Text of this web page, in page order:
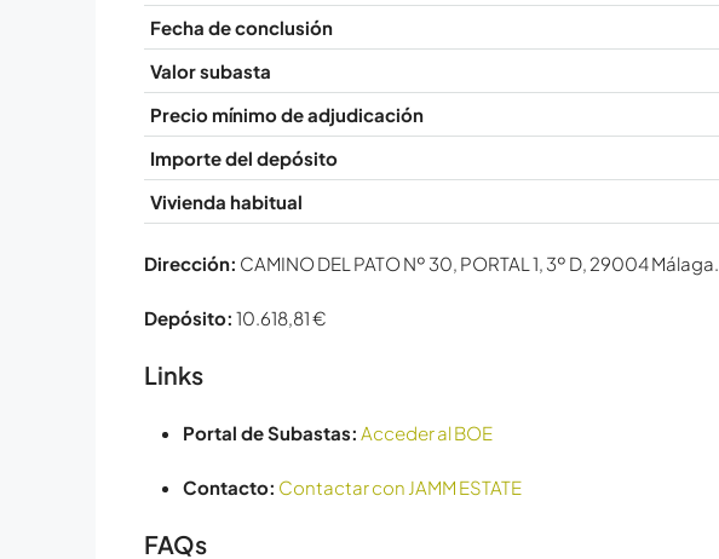
Fecha de conclusión
Valor subasta
Precio mínimo de adjudicación
Importe del depósito
Vivienda habitual
Dirección: CAMINO DEL PATO Nº 30, PORTAL 1, 3º D, 29004 Málaga.
Depósito: 10.618,81 €
Links
Portal de Subastas: Acceder al BOE
Contacto: Contactar con JAMM ESTATE
FAQs